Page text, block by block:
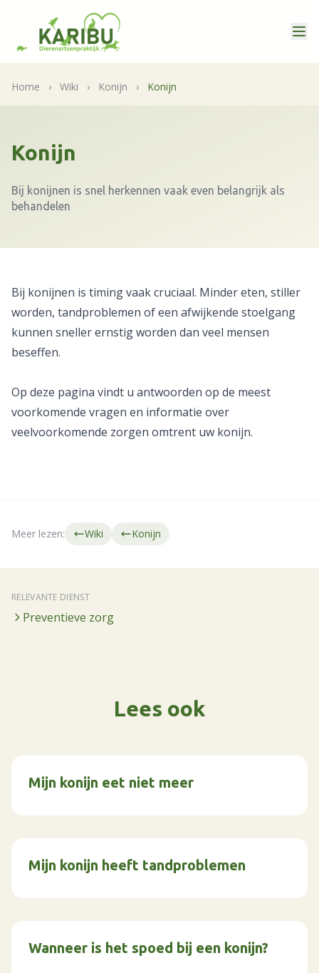
Home › Wiki › Konijn › Konijn
Konijn
Bij konijnen is snel herkennen vaak even belangrijk als
behandelen
Bij konijnen is timing vaak cruciaal. Minder eten, stiller
worden, tandproblemen of een afwijkende stoelgang
kunnen sneller ernstig worden dan veel mensen
beseffen.
Op deze pagina vindt u antwoorden op de meest
voorkomende vragen en informatie over
veelvoorkomende zorgen omtrent uw konijn.
Meer lezen: Wiki Konijn
RELEVANTE DIENST
Preventieve zorg
Lees ook
Mijn konijn eet niet meer
Mijn konijn heeft tandproblemen
Wanneer is het spoed bij een konijn?